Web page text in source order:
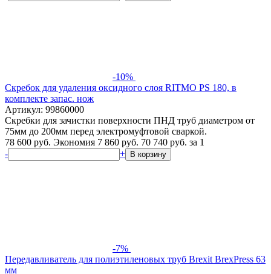
-10%
Скребок для удаления оксидного слоя RITMO PS 180, в
комплекте запас. нож
Артикул: 99860000
Скребки для зачистки поверхности ПНД труб диаметром от
75мм до 200мм перед электромуфтовой сваркой.
78 600 руб. Экономия 7 860 руб. 70 740 руб. за 1
-
+ В корзину
-7%
Передавливатель для полиэтиленовых труб Brexit BrexPress 63
мм